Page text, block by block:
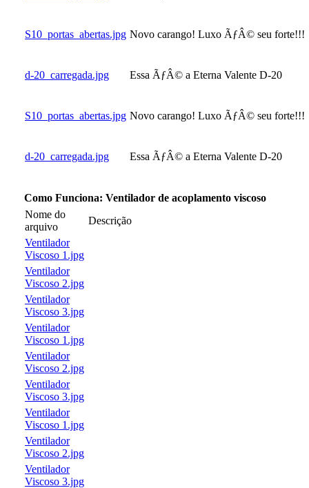
S10_portas_abertas.jpg Novo carango! Luxo ÃƒÂ© seu forte!!!
d-20_carregada.jpg Essa ÃƒÂ© a Eterna Valente D-20
S10_portas_abertas.jpg Novo carango! Luxo ÃƒÂ© seu forte!!!
d-20_carregada.jpg Essa ÃƒÂ© a Eterna Valente D-20
Como Funciona: Ventilador de acoplamento viscoso
Nome do
arquivo
Descrição
Ventilador
Viscoso 1.jpg
Ventilador
Viscoso 2.jpg
Ventilador
Viscoso 3.jpg
Ventilador
Viscoso 1.jpg
Ventilador
Viscoso 2.jpg
Ventilador
Viscoso 3.jpg
Ventilador
Viscoso 1.jpg
Ventilador
Viscoso 2.jpg
Ventilador
Viscoso 3.jpg